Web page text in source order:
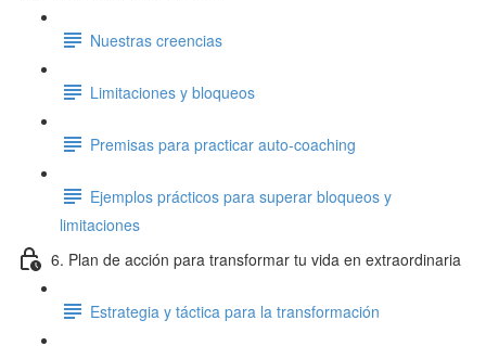
Nuestras creencias
Limitaciones y bloqueos
Premisas para practicar auto-coaching
Ejemplos prácticos para superar bloqueos y
limitaciones
6. Plan de acción para transformar tu vida en extraordinaria
Estrategia y táctica para la transformación